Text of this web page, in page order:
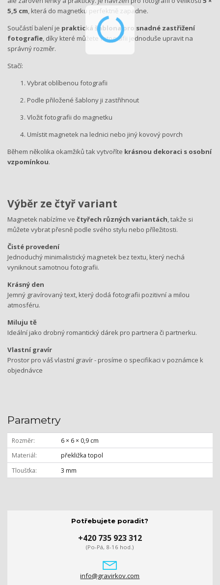
5,5 cm, která do magnetku perfektně zapadne.
Součástí balení je praktická šablona pro snadné zastřižení
fotografie, díky které můžete fotografii jednoduše upravit na
správný rozměr.
Stačí:
Vybrat oblíbenou fotografii
Podle přiložené šablony ji zastřihnout
Vložit fotografii do magnetku
Umístit magnetek na lednici nebo jiný kovový povrch
Během několika okamžiků tak vytvoříte krásnou dekoraci s osobní
vzpomínkou.
Výběr ze čtyř variant
Magnetek nabízíme ve čtyřech různých variantách , takže si
můžete vybrat přesně podle svého stylu nebo příležitosti.
Čisté provedení
Jednoduchý minimalistický magnetek bez textu, který nechá
vyniknout samotnou fotografii.
Krásný den
Jemný gravírovaný text, který dodá fotografii pozitivní a milou
atmosféru.
Miluju tě
Ideální jako drobný romantický dárek pro partnera či partnerku.
Vlastní gravír
Prostor pro váš vlastní gravír - prosíme o specifikaci v poznámce k
objednávce
Parametry
Rozměr
6 × 6 × 0,9 cm
Materiál
překližka topol
Tloušťka
3 mm
Potřebujete poradit?
+420 735 923 312
(Po-Pá, 8-16 hod.)
info@gravirkov.com